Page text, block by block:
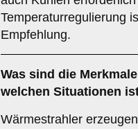
Temperaturregulierung
Empfehlung.
Was sind die
welchen Situationen
Wärmestrahler